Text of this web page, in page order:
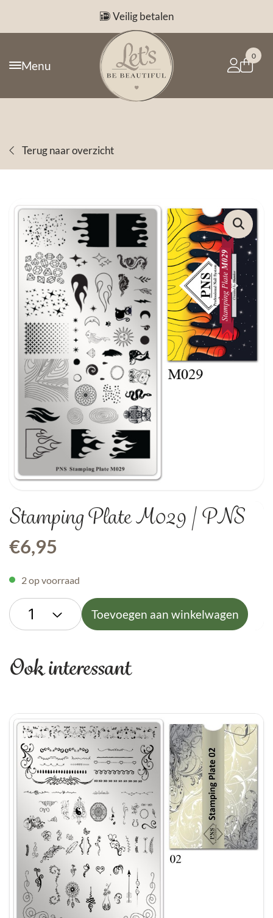
Veilig betalen
Menu
0
Terug naar overzicht
Stamping Plate M029 | PNS
€6,95
2 op voorraad
Toevoegen aan winkelwagen
Ook interessant